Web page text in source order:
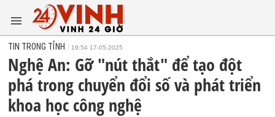
TIN TRONG TỈNH 19:54 17-05-2025
Nghệ An: Gỡ "nút thắt" để tạo đột
phá trong chuyển đổi số và phát triển
khoa học công nghệ